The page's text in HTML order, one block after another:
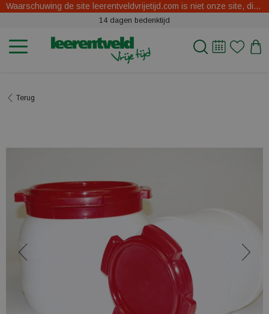
Waarschuwing de site leerentveldvrijetijd.com is niet onze site, dit zijn oplichters.
14 dagen bedenktijd
Terug